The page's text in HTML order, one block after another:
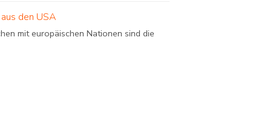
den USA
mit europäischen Nationen sind die